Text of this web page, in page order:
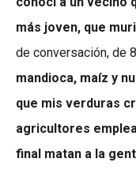
más joven, que
de conversación, de
mandioca, maíz y
que mis verduras
agricultores
final matan a la